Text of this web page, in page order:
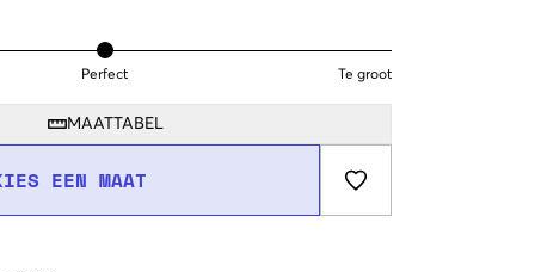
Perfect Te groot
MAATTABEL
EEN MAAT